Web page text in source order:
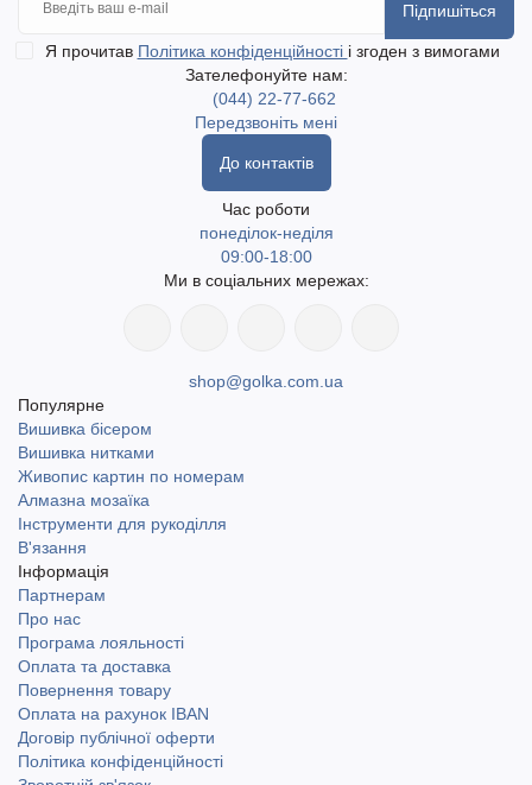
Підпишіться
Я прочитав Політика конфіденційності і згоден з вимогами
Зателефонуйте нам:
(044) 22-77-662
Передзвоніть мені
До контактів
Час роботи
понеділок-неділя
09:00-18:00
Ми в соціальних мережах:
shop@golka.com.ua
Популярне
Вишивка бісером
Вишивка нитками
Живопис картин по номерам
Алмазна мозаїка
Інструменти для рукоділля
В'язання
Інформація
Партнерам
Про нас
Програма лояльності
Оплата та доставка
Повернення товару
Оплата на рахунок IBAN
Договір публічної оферти
Політика конфіденційності